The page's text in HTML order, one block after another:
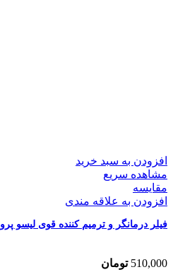
افزودن به سبد خرید
مشاهده سریع
مقایسه
افزودن به علاقه مندی
فیلر درمانگر و ترمیم کننده قوی لیسو پرو
510,000 تومان